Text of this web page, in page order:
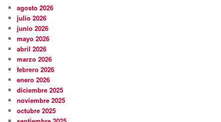
agosto 2026
julio 2026
junio 2026
mayo 2026
abril 2026
marzo 2026
febrero 2026
enero 2026
diciembre 2025
noviembre 2025
octubre 2025